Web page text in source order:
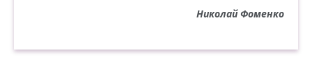
Николай Фоменко